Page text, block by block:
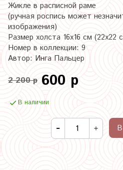
Жикле в расписной раме
(ручная роспись может
изображения)
Размер холста 16х16 см (22х22
Номер в коллекции: 9
Автор: Инга Пальцер
2 200 р 600 р
В наличии